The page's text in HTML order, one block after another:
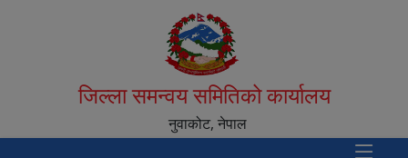
जिल्ला समन्वय समितिको कार्यालय
नुवाकोट, नेपाल